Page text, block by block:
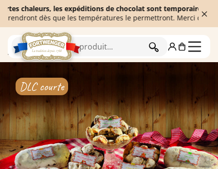
les expéditions de chocolat sont temporairement
dès que les températures le permettront. Merci de votre
RECHERCHER
Accueil